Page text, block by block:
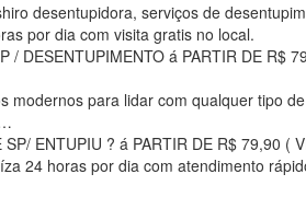
desentupidora, serviços de
por dia com visita gratis no local.
/ DESENTUPIMENTO á PARTIR DE R$
para lidar com qualquer tipo
ENTUPIU ? á PARTIR DE R$ 79,90 (
24 horas por dia com atendimento